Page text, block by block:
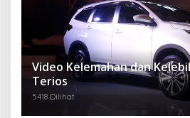
Video Kelemahan dan
Terios
5418 Dilihat